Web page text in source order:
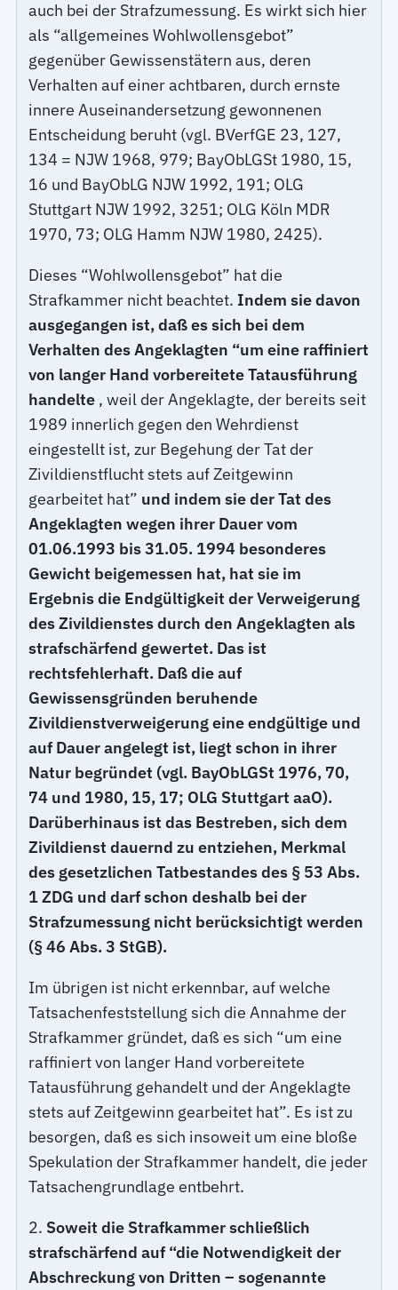
auch bei der Strafzumessung. Es wirkt sich hier
als “allgemeines Wohlwollensgebot”
gegenüber Gewissenstätern aus, deren
Verhalten auf einer achtbaren, durch ernste
innere Auseinandersetzung gewonnenen
Entscheidung beruht (vgl. BVerfGE 23, 127,
134 = NJW 1968, 979; BayObLGSt 1980, 15,
16 und BayObLG NJW 1992, 191; OLG
Stuttgart NJW 1992, 3251; OLG Köln MDR
1970, 73; OLG Hamm NJW 1980, 2425).
Dieses “Wohlwollensgebot” hat die
Strafkammer nicht beachtet. Indem sie davon
ausgegangen ist, daß es sich bei dem
Verhalten des Angeklagten “um eine raffiniert
von langer Hand vorbereitete Tatausführung
handelte , weil der Angeklagte, der bereits seit
1989 innerlich gegen den Wehrdienst
eingestellt ist, zur Begehung der Tat der
Zivildienstflucht stets auf Zeitgewinn
gearbeitet hat” und indem sie der Tat des
Angeklagten wegen ihrer Dauer vom
01.06.1993 bis 31.05. 1994 besonderes
Gewicht beigemessen hat, hat sie im
Ergebnis die Endgültigkeit der Verweigerung
des Zivildienstes durch den Angeklagten als
strafschärfend gewertet. Das ist
rechtsfehlerhaft. Daß die auf
Gewissensgründen beruhende
Zivildienstverweigerung eine endgültige und
auf Dauer angelegt ist, liegt schon in ihrer
Natur begründet (vgl. BayObLGSt 1976, 70,
74 und 1980, 15, 17; OLG Stuttgart aaO).
Darüberhinaus ist das Bestreben, sich dem
Zivildienst dauernd zu entziehen, Merkmal
des gesetzlichen Tatbestandes des § 53 Abs.
1 ZDG und darf schon deshalb bei der
Strafzumessung nicht berücksichtigt werden
(§ 46 Abs. 3 StGB).
Im übrigen ist nicht erkennbar, auf welche
Tatsachenfeststellung sich die Annahme der
Strafkammer gründet, daß es sich “um eine
raffiniert von langer Hand vorbereitete
Tatausführung gehandelt und der Angeklagte
stets auf Zeitgewinn gearbeitet hat”. Es ist zu
besorgen, daß es sich insoweit um eine bloße
Spekulation der Strafkammer handelt, die jeder
Tatsachengrundlage entbehrt.
2. Soweit die Strafkammer schließlich
strafschärfend auf “die Notwendigkeit der
Abschreckung von Dritten – sogenannte